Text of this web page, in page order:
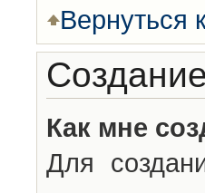
Вернуться
Как мне
Для